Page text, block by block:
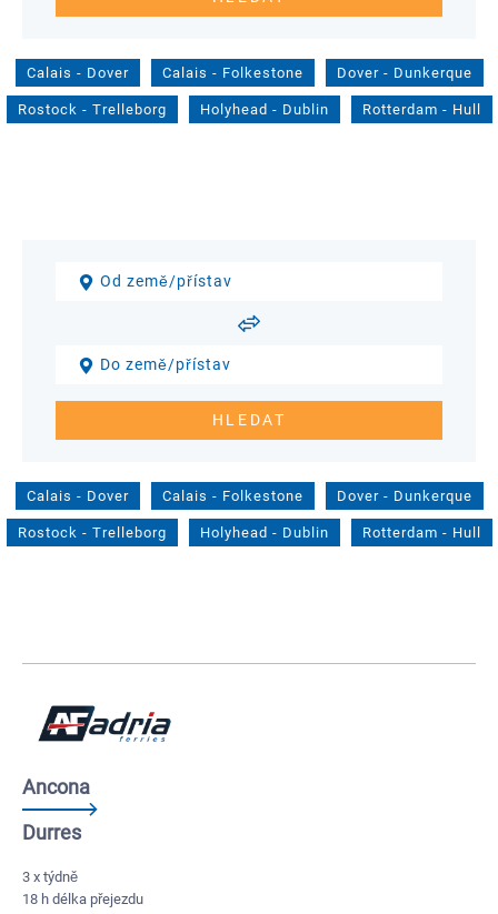
Calais - Dover Calais - Folkestone Dover- Dunkerque
Rostock - Trelleborg Holyhead - Dublin Rotterdam - Hull
Calais - Dover Calais - Folkestone Dover- Dunkerque
Rostock - Trelleborg Holyhead - Dublin Rotterdam - Hull
Ancona
Durres
3 x týdně
18 h délka přejezdu